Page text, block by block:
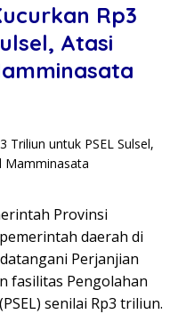
Rp3
Atasi
Provinsi
daerah di
Perjanjian
fasilitas Pengolahan
senilai Rp3 triliun.